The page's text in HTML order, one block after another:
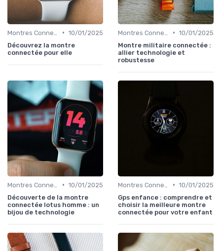
• 10/01/2025
Découvrez la montre
connectée pour elle
• 10/01/2025
Montre militaire connectée :
allier technologie et
robustesse
• 10/01/2025
Découverte de la montre
connectée lotus homme : un
bijou de technologie
• 10/01/2025
Gps enfance : comprendre et
choisir la meilleure montre
connectée pour votre enfant